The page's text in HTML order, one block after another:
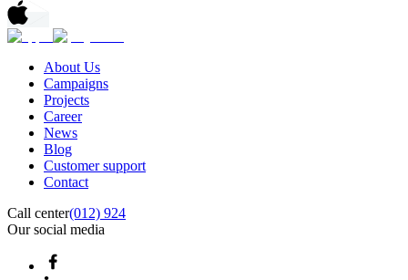
About Us
Campaigns
Projects
Career
News
Blog
Customer support
Contact
Call center(012) 924
Our social media